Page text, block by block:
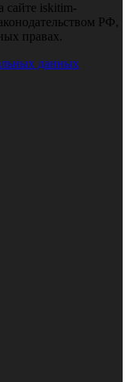
сайте iskitim-
РФ,
правах.
данных